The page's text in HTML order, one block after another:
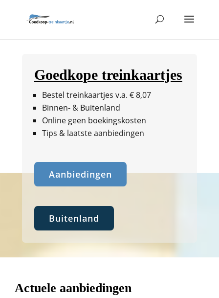
Goedkope treinkaartjes
Bestel treinkaartjes v.a. € 8,07
Binnen- & Buitenland
Online geen boekingskosten
Tips & laatste aanbiedingen
Aanbiedingen
Buitenland
Actuele aanbiedingen